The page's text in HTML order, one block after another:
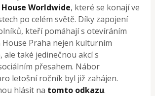
House Worldwide, které se konají ve
po celém světě. Díky zapojení
kteří pomáhají s otevíráním
House Praha nejen kulturním
ale také jedinečnou akcí s
přesahem. Nábor
letošní ročník byl již zahájen.
hlásit na tomto odkazu.